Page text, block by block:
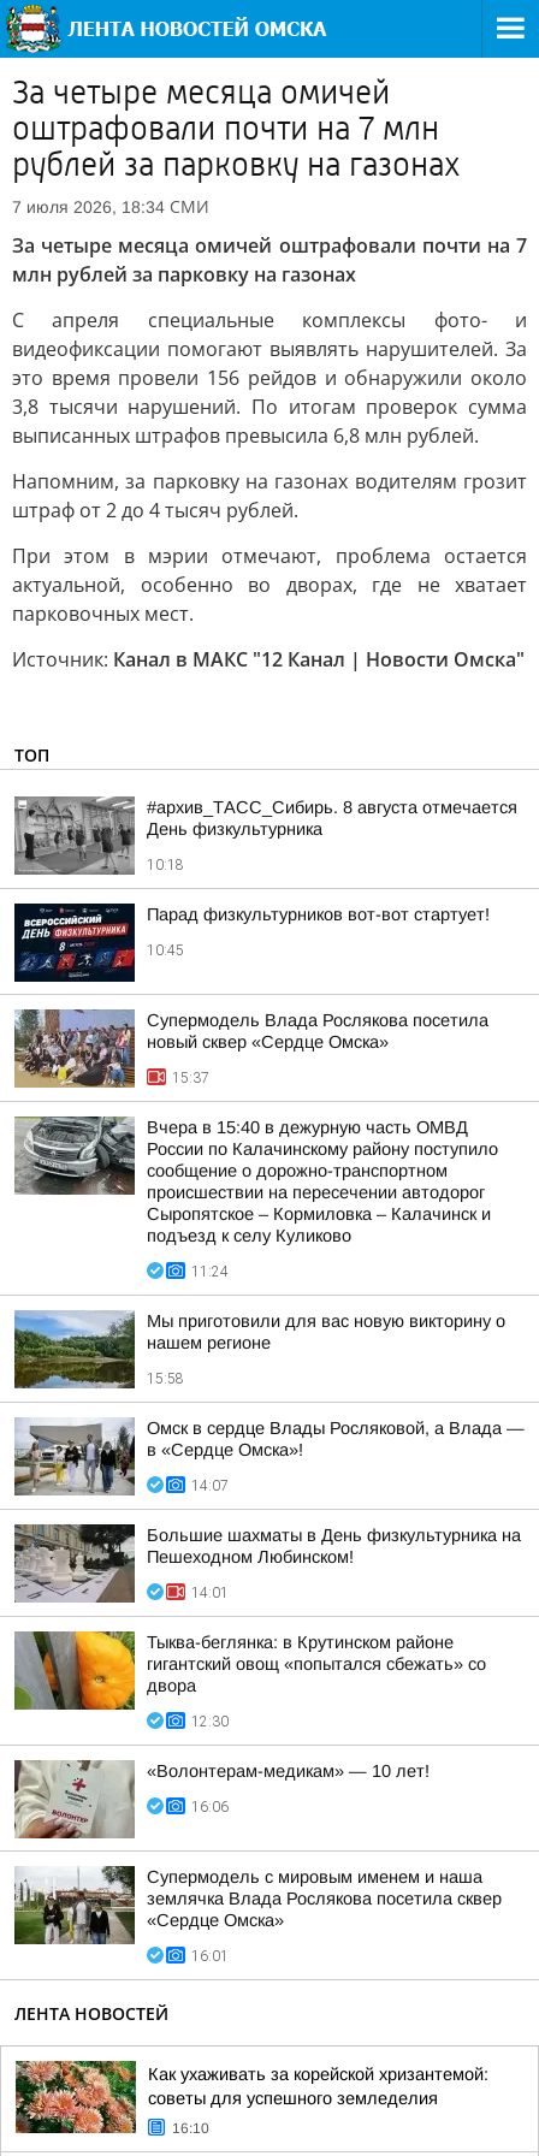
За четыре месяца омичей
оштрафовали почти на 7 млн
рублей за парковку на газонах
7 июля 2026, 18:34 СМИ
За четыре месяца омичей оштрафовали почти на 7
млн рублей за парковку на газонах
С апреля специальные комплексы фото- и
видеофиксации помогают выявлять нарушителей. За
это время провели 156 рейдов и обнаружили около
3,8 тысячи нарушений. По итогам проверок сумма
выписанных штрафов превысила 6,8 млн рублей.
Напомним, за парковку на газонах водителям грозит
штраф от 2 до 4 тысяч рублей.
При этом в мэрии отмечают, проблема остается
актуальной, особенно во дворах, где не хватает
парковочных мест.
Источник: Канал в МАКС "12 Канал | Новости Омска"
ТОП
#архив_ТАСС_Сибирь. 8 августа отмечается
День физкультурника
10:18
Парад физкультурников вот-вот стартует!
10:45
Супермодель Влада Рослякова посетила
новый сквер «Сердце Омска»
15:37
Вчера в 15:40 в дежурную часть ОМВД
России по Калачинскому району поступило
сообщение о дорожно-транспортном
происшествии на пересечении автодорог
Сыропятское – Кормиловка – Калачинск и
подъезд к селу Куликово
11:24
Мы приготовили для вас новую викторину о
нашем регионе
15:58
Омск в сердце Влады Росляковой, а Влада —
в «Сердце Омска»!
14:07
Большие шахматы в День физкультурника на
Пешеходном Любинском!
14:01
Тыква-беглянка: в Крутинском районе
гигантский овощ «попытался сбежать» со
двора
12:30
«Волонтерам-медикам» — 10 лет!
16:06
Супермодель с мировым именем и наша
землячка Влада Рослякова посетила сквер
«Сердце Омска»
16:01
ЛЕНТА НОВОСТЕЙ
Как ухаживать за корейской хризантемой:
советы для успешного земледелия
16:10